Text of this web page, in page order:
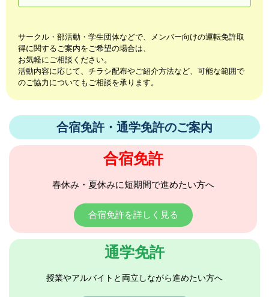
サークル・部活動・学生団体などで、メンバー向けの運転免許取
得に関するご案内をご希望の場合は、
お気軽にご相談ください。
活動内容に応じて、チラシ配布やご紹介方法など、可能な範囲で
のご協力についてもご相談を承ります。
合宿免許・通学免許のご案内
合宿免許
春休み・夏休みに短期間で進めたい方へ
合宿免許を詳しく見る
通学免許
授業やアルバイトと両立しながら進めたい方へ